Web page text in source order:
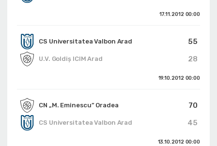
17.11.2012 00:00
CS Universitatea Valbon Arad
55
28
U.V. Goldiș ICIM Arad
19.10.2012 00:00
CN „M. Eminescu” Oradea
70
45
CS Universitatea Valbon Arad
13.10.2012 00:00